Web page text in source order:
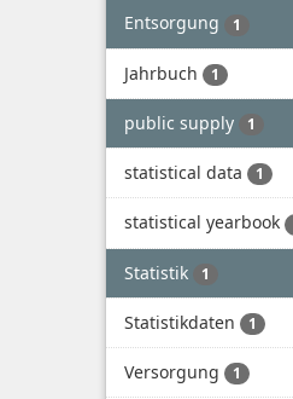
Entsorgung 1
Jahrbuch 1
public supply 1
statistical data 1
statistical yearbook
Statistik 1
Statistikdaten 1
Versorgung 1